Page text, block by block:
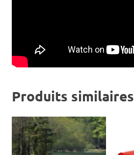
Produits similaires